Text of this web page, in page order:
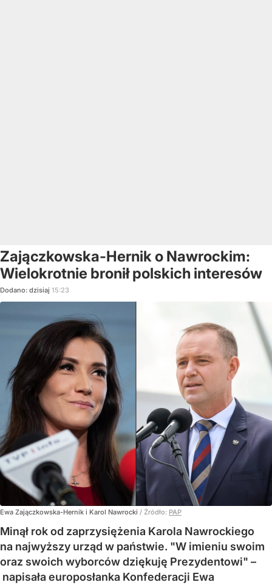
Zajączkowska-Hernik o Nawrockim:
Wielokrotnie bronił polskich interesów
Dodano: dzisiaj 15:23
Ewa Zajączkowska-Hernik i Karol Nawrocki / Źródło: PAP
Minął rok od zaprzysiężenia Karola Nawrockiego
na najwyższy urząd w państwie. "W imieniu swoim
oraz swoich wyborców dziękuję Prezydentowi" –
napisała europosłanka Konfederacji Ewa